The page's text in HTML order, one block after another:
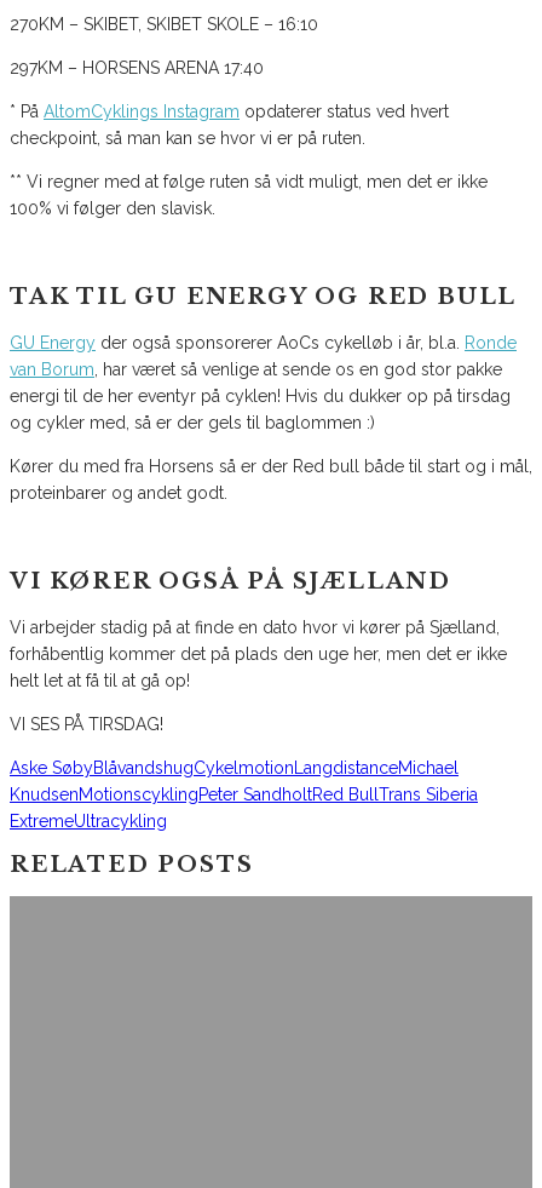
270KM – SKIBET, SKIBET SKOLE – 16:10
297KM – HORSENS ARENA 17:40
* På AltomCyklings Instagram opdaterer status ved hvert
checkpoint, så man kan se hvor vi er på ruten.
** Vi regner med at følge ruten så vidt muligt, men det er ikke
100% vi følger den slavisk.
TAK TIL GU ENERGY OG RED BULL
GU Energy der også sponsorerer AoCs cykelløb i år, bl.a. Ronde
van Borum, har været så venlige at sende os en god stor pakke
energi til de her eventyr på cyklen! Hvis du dukker op på tirsdag
og cykler med, så er der gels til baglommen :)
Kører du med fra Horsens så er der Red bull både til start og i mål,
proteinbarer og andet godt.
VI KØRER OGSÅ PÅ SJÆLLAND
Vi arbejder stadig på at finde en dato hvor vi kører på Sjælland,
forhåbentlig kommer det på plads den uge her, men det er ikke
helt let at få til at gå op!
VI SES PÅ TIRSDAG!
Aske SøbyBlåvandshugCykelmotion LangdistanceMichael
KnudsenMotionscyklingPeter SandholtRed Bull Trans Siberia
ExtremeUltracykling
RELATED POSTS